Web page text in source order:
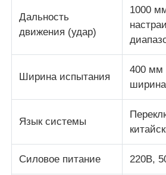
Дальность
движения (удар)
1000
Ширина испытания
400 мм
ширина
Язык системы
Силовое питание 220В,